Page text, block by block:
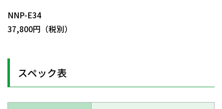
NNP-E34
37,800円（税別）
スペック表